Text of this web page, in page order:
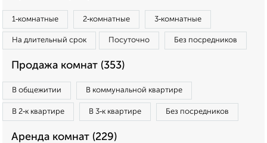
1‑комнатные 2‑комнатные 3‑комнатные
На длительный срок Посуточно Без посредников
Продажа комнат (353)
В общежитии В коммунальной квартире
В 2‑к квартире В 3‑к квартире Без посредников
Аренда комнат (229)